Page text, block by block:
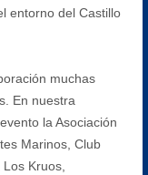
entorno del Castillo
muchas
En nuestra
la Asociación
Marinos, Club
Kruos,